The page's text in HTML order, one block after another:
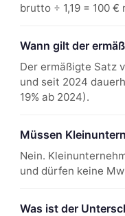
brutto ÷ 1,19 = 100
Wann gilt der
Der ermäßigte Satz
und seit 2024
19% ab 2024).
Müssen
Nein.
und dürfen keine
Was ist der